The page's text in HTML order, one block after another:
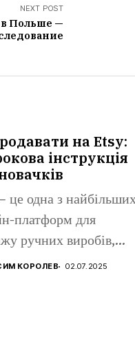
NEXT POST
Польше —
на Etsy:
інструкція
це одна з
платформ для
ручних виробів,
КОРОЛЕВ 02.07.2025